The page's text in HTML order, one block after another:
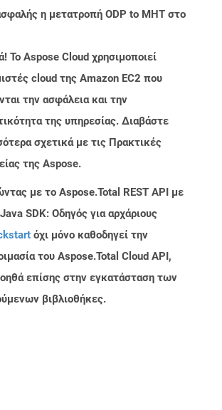
η μετατροπή ODP to MHT στο
Το Aspose Cloud χρησιμοποιεί
cloud της Amazon EC2 που
την ασφάλεια και την
της υπηρεσίας. Διαβάστε
σχετικά με τις Πρακτικές
της Aspose.
με το Aspose.Total REST API με
SDK: Οδηγός για αρχάριους
όχι μόνο καθοδηγεί την
του Aspose.Total Cloud API,
επίσης στην εγκατάσταση των
βιβλιοθήκες.